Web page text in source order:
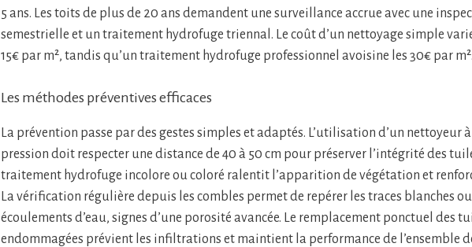
5 ans. Les toits de plus de 20 ans demandent une surveillance accrue avec une
semestrielle et un traitement hydrofuge triennal. Le coût d’un nettoyage simple
15€ par m², tandis qu’un traitement hydrofuge professionnel avoisine les 30€ par m².
Les méthodes préventives efficaces
La prévention passe par des gestes simples et adaptés. L’utilisation d’un nettoyeur
pression doit respecter une distance de 40 à 50 cm pour préserver l’intégrité des
traitement hydrofuge incolore ou coloré ralentit l’apparition de végétation et
La vérification régulière depuis les combles permet de repérer les traces blanches
écoulements d’eau, signes d’une porosité avancée. Le remplacement ponctuel des
endommagées prévient les infiltrations et maintient la performance de l’ensemble